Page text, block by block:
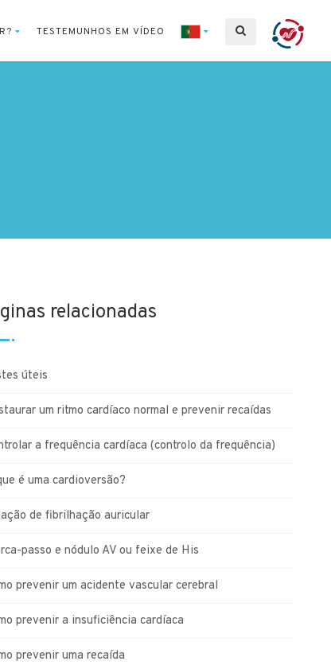
TESTEMUNHOS EM VÍDEO
relacionadas
úteis
um ritmo cardíaco normal e prevenir recaídas
a frequência cardíaca (controlo da frequência)
é uma cardioversão?
de fibrilhação auricular
passo e nódulo AV ou feixe de His
prevenir um acidente vascular cerebral
prevenir a insuficiência cardíaca
prevenir uma recaída